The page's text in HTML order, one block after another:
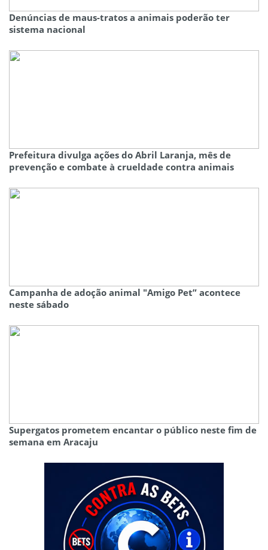
Denúncias de maus-tratos a animais poderão ter
sistema nacional
Prefeitura divulga ações do Abril Laranja, mês de
prevenção e combate à crueldade contra animais
Campanha de adoção animal "Amigo Pet” acontece
neste sábado
Supergatos prometem encantar o público neste fim de
semana em Aracaju